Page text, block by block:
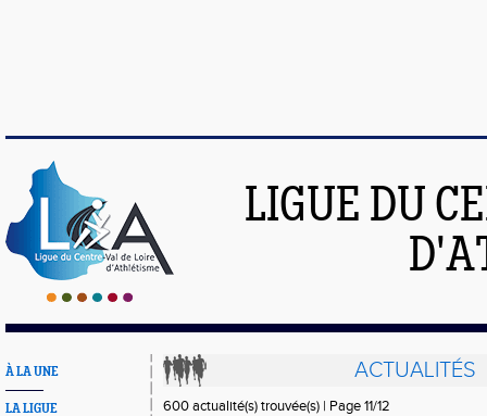
LIGUE DU
À LA UNE
LA LIGUE
ACTUALITÉS
600 actualité(s) trouvée(s) | Page 11/12